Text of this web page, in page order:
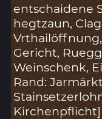
entschaidene
hegtzaun,
Gericht,
Weinschenk,
Rand:
Kirchenpflicht]